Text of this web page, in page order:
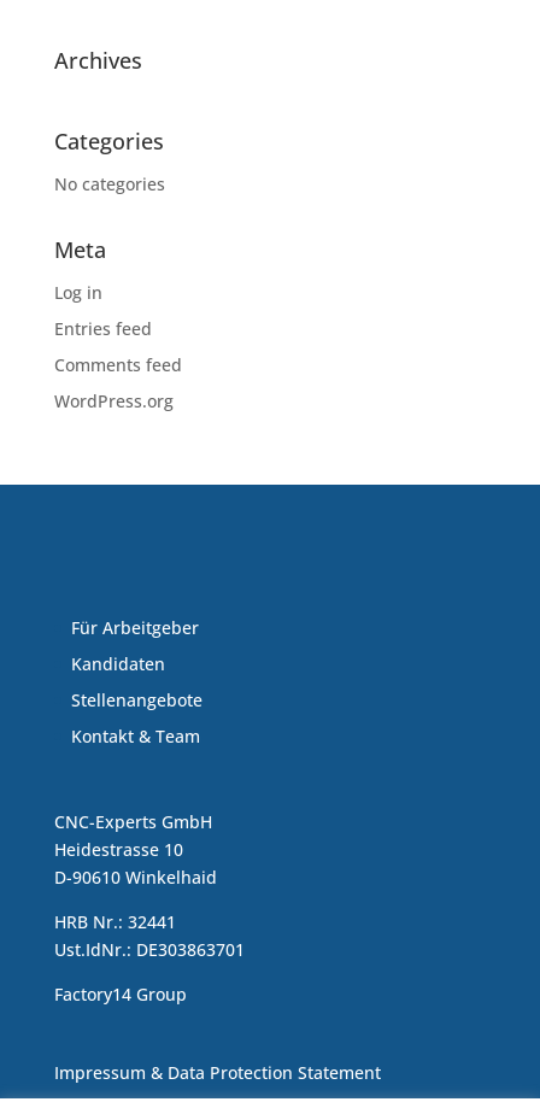
Archives
Categories
No categories
Meta
Log in
Entries feed
Comments feed
WordPress.org
Für Arbeitgeber
Kandidaten
Stellenangebote
Kontakt & Team
CNC-Experts GmbH
Heidestrasse 10
D-90610 Winkelhaid
HRB Nr.: 32441
Ust.IdNr.: DE303863701
Factory14 Group
Impressum & Data Protection Statement